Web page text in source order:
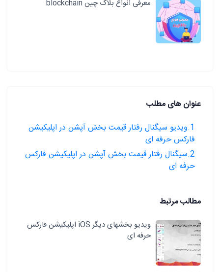
معرفی انواع بلاک چین blockchain
عنوان های مطلب
1.ویدیو سیگنال رفتار قیمت بخش آپشن در اپلیکیشن
فارکس حرفه ای
2.سیگنال رفتار قیمت بخش آپشن در اپلیکیشن فارکس
حرفه ای
مطالب مرتبط
ویدیو بخشهای دیگر iOS اپلیکیشن فارکس
حرفه ای